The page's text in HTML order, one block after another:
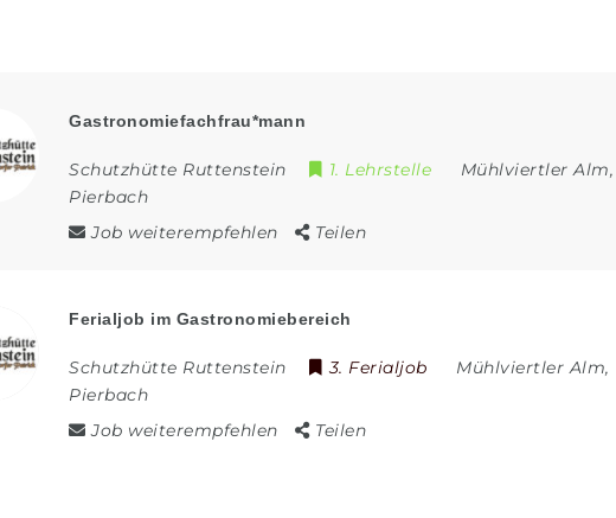
Gastronomiefachfrau*mann
Schutzhütte Ruttenstein 1. Lehrstelle Mühlviertler Alm,
Pierbach
Job weiterempfehlen
Teilen
Ferialjob im Gastronomiebereich
Schutzhütte Ruttenstein 3. Ferialjob Mühlviertler Alm,
Pierbach
Job weiterempfehlen
Teilen